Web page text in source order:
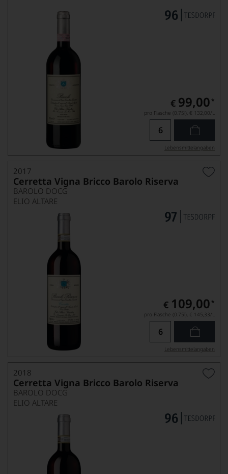
€ 99,00 *
pro Flasche (0.75l), € 132,00/L
Lebensmittel­angaben
2017
Cerretta Vigna Bricco Barolo Riserva
BAROLO DOCG
ELIO ALTARE
€ 109,00 *
pro Flasche (0.75l), € 145,33/L
Lebensmittel­angaben
2018
Cerretta Vigna Bricco Barolo Riserva
BAROLO DOCG
ELIO ALTARE